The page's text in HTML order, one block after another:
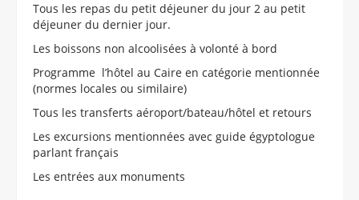
Tous les repas du petit déjeuner du jour 2 au petit
déjeuner du dernier jour.
Les boissons non alcoolisées à volonté à bord
Programme l’hôtel au Caire en catégorie mentionnée
(normes locales ou similaire)
Tous les transferts aéroport/bateau/hôtel et retours
Les excursions mentionnées avec guide égyptologue
parlant français
Les entrées aux monuments